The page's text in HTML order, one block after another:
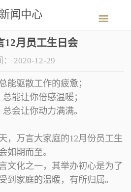
新闻中心
12月员工生日会
2020-12-29
能驱散工作的疲惫；
能让你倍感温暖；
会让你动力满满。
，万言大家庭的12月份员工生
如期而至。
文化之一，其举办初心是为了
到家庭的温暖，有所归属。